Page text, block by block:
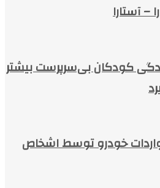
– آستارا
کودکان بی‌سرپرست بیشتر
خودرو توسط اشخاص